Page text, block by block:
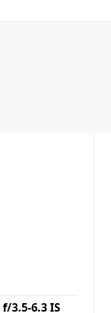
f/3.5-6.3 IS